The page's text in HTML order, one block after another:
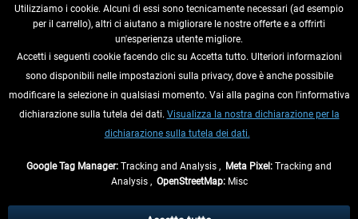
RECEDERE DAL CONTRATTO
INFORMAZIONI
Utilizziamo i cookie. Alcuni di essi sono tecnicamente necessari (ad esempio
per il carrello), altri ci aiutano a migliorare le nostre offerte e a offrirti
un'esperienza utente migliore.
Accetti i seguenti cookie facendo clic su Accetta tutto. Ulteriori informazioni
sono disponibili nelle impostazioni sulla privacy, dove è anche possibile
modificare la selezione in qualsiasi momento. Vai alla pagina con l'informativa
dichiarazione sulla tutela dei dati. Visualizza la nostra dichiarazione per la
dichiarazione sulla tutela dei dati.
Google Tag Manager: Tracking and Analysis , Meta Pixel: Tracking and
Analysis , OpenStreetMap:Misc